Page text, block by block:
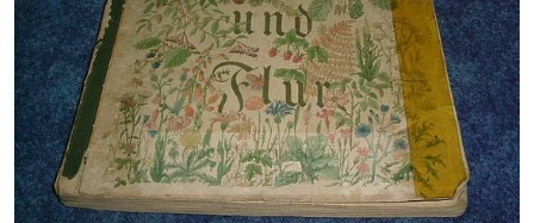
Doppelt antippen zum
vergrößern